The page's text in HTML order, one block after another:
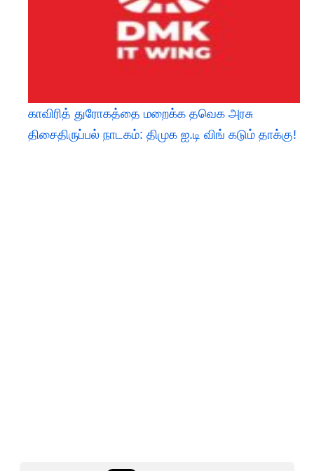
காவிரித் துரோகத்தை மறைக்க தவெக அரசு
திசைதிருப்பல் நாடகம்: திமுக ஐ.டி விங் கடும் தாக்கு!